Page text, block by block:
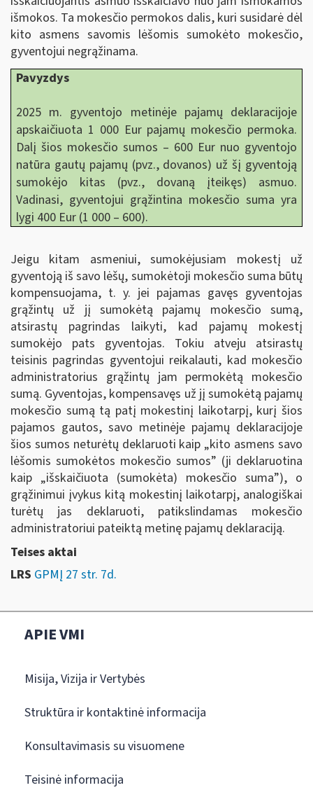
išmokos. Ta mokesčio permokos dalis, kuri susidarė dėl
kito asmens savomis lėšomis sumokėto mokesčio,
gyventojui negrąžinama.
Pavyzdys
2025 m. gyventojo metinėje pajamų deklaracijoje
apskaičiuota 1 000 Eur pajamų mokesčio permoka.
Dalį šios mokesčio sumos – 600 Eur nuo gyventojo
natūra gautų pajamų (pvz., dovanos) už šį gyventoją
sumokėjo kitas (pvz., dovaną įteikęs) asmuo.
Vadinasi, gyventojui grąžintina mokesčio suma yra
lygi 400 Eur (1 000 – 600).
Jeigu kitam asmeniui, sumokėjusiam mokestį už
gyventoją iš savo lėšų, sumokėtoji mokesčio suma būtų
kompensuojama, t. y. jei pajamas gavęs gyventojas
grąžintų už jį sumokėtą pajamų mokesčio sumą,
atsirastų pagrindas laikyti, kad pajamų mokestį
sumokėjo pats gyventojas. Tokiu atveju atsirastų
teisinis pagrindas gyventojui reikalauti, kad mokesčio
administratorius grąžintų jam permokėtą mokesčio
sumą. Gyventojas, kompensavęs už jį sumokėtą pajamų
mokesčio sumą tą patį mokestinį laikotarpį, kurį šios
pajamos gautos, savo metinėje pajamų deklaracijoje
šios sumos neturėtų deklaruoti kaip „kito asmens savo
lėšomis sumokėtos mokesčio sumos” (ji deklaruotina
kaip „išskaičiuota (sumokėta) mokesčio suma”), o
grąžinimui įvykus kitą mokestinį laikotarpį, analogiškai
turėtų jas deklaruoti, patikslindamas mokesčio
administratoriui pateiktą metinę pajamų deklaraciją.
Teises aktai
LRS GPMĮ 27 str. 7d.
APIE VMI
Misija, Vizija ir Vertybės
Struktūra ir kontaktinė informacija
Konsultavimasis su visuomene
Teisinė informacija